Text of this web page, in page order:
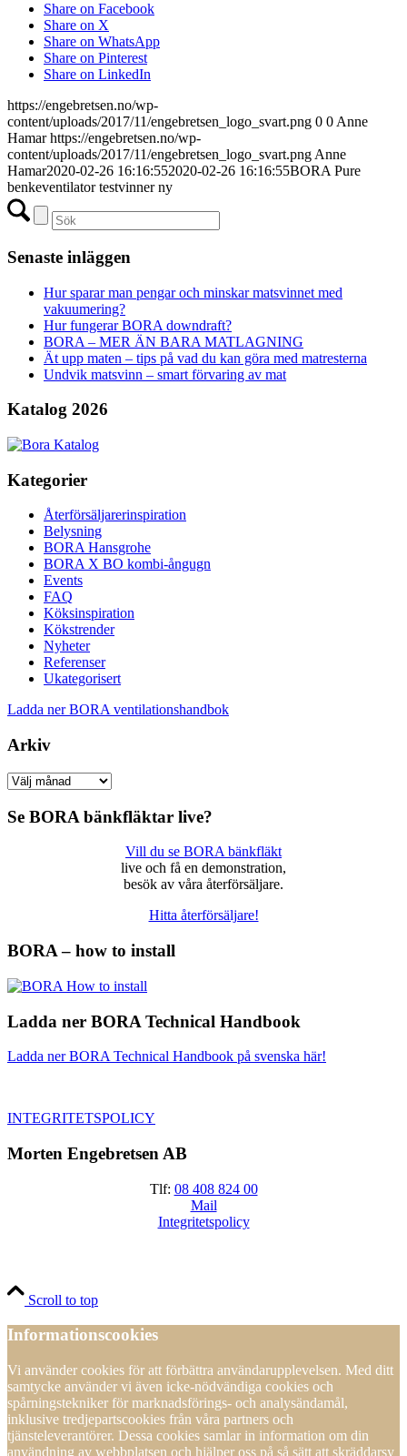
Share on Facebook
Share on X
Share on WhatsApp
Share on Pinterest
Share on LinkedIn
https://engebretsen.no/wp-
content/uploads/2017/11/engebretsen_logo_svart.png 0 0 Anne
Hamar https://engebretsen.no/wp-
content/uploads/2017/11/engebretsen_logo_svart.png Anne
Hamar2020-02-26 16:16:552020-02-26 16:16:55BORA Pure
benkeventilator testvinner ny
Senaste inläggen
Hur sparar man pengar och minskar matsvinnet med
vakuumering?
Hur fungerar BORA downdraft?
BORA – MER ÄN BARA MATLAGNING
Ät upp maten – tips på vad du kan göra med matresterna
Undvik matsvinn – smart förvaring av mat
Katalog 2026
Kategorier
Återförsäljarerinspiration
Belysning
BORA Hansgrohe
BORA X BO kombi-ångugn
Events
FAQ
Köksinspiration
Kökstrender
Nyheter
Referenser
Ukategorisert
Ladda ner BORA ventilationshandbok
Arkiv
Arkiv
Se BORA bänkfläktar live?
Vill du se BORA bänkfläkt
live och få en demonstration,
besök av våra återförsäljare.
Hitta återförsäljare!
BORA – how to install
Ladda ner BORA Technical Handbook
Ladda ner BORA Technical Handbook på svenska här!
INTEGRITETSPOLICY
Morten Engebretsen AB
Tlf: 08 408 824 00
Mail
Integritetspolicy
Scroll to top
Informationscookies
Vi använder cookies för att förbättra användarupplevelsen. Med ditt
samtycke använder vi även icke-nödvändiga cookies och
spårningstekniker för marknadsförings- och analysändamål,
inklusive tredjepartscookies från våra partners och
tjänsteleverantörer. Dessa cookies samlar in information om din
användning av webbplatsen och hjälper oss på så sätt att skräddarsy